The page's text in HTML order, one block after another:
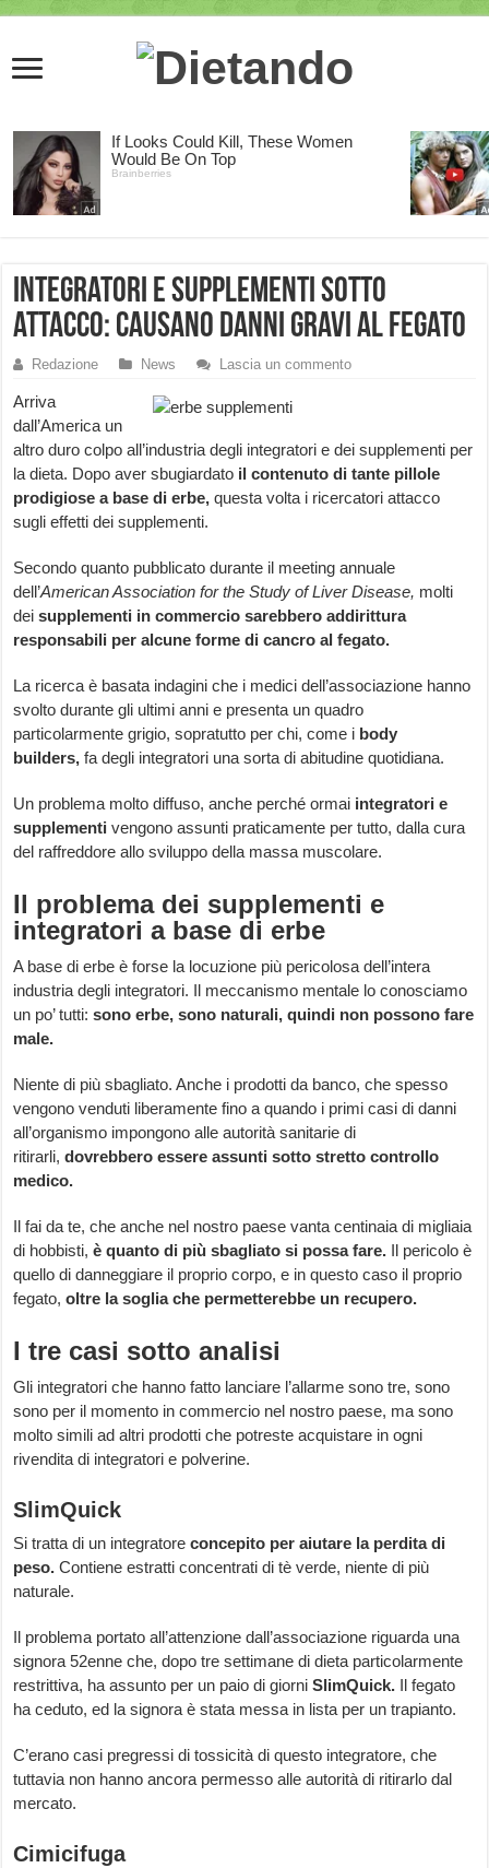
Integratori e supplementi sotto
attacco: causano danni gravi al fegato
Redazione News Lascia un commento
Arriva
dall’America un
altro duro colpo all’industria degli integratori e dei supplementi per
la dieta. Dopo aver sbugiardato il contenuto di tante pillole
prodigiose a base di erbe,questa volta i ricercatori attacco
sugli effetti dei supplementi.
Secondo quanto pubblicato durante il meeting annuale
dell’American Association for the Study of Liver Disease, molti
deisupplementi in commercio sarebbero addirittura
responsabili per alcune forme di cancro al fegato.
La ricerca è basata indagini che i medici dell’associazione hanno
svolto durante gli ultimi anni e presenta un quadro
particolarmente grigio, sopratutto per chi, come i body
builders,fa degli integratori una sorta di abitudine quotidiana.
Un problema molto diffuso, anche perché ormai integratori e
supplementivengono assunti praticamente per tutto, dalla cura
del raffreddore allo sviluppo della massa muscolare.
Il problema dei supplementi e
integratori a base di erbe
A base di erbe è forse la locuzione più pericolosa dell’intera
industria degli integratori. Il meccanismo mentale lo conosciamo
un po’ tutti:sono erbe, sono naturali, quindi non possono fare
male.
Niente di più sbagliato. Anche i prodotti da banco, che spesso
vengono venduti liberamente fino a quando i primi casi di danni
all’organismo impongono alle autorità sanitarie di
ritirarli,dovrebbero essere assunti sotto stretto controllo
medico.
Il fai da te, che anche nel nostro paese vanta centinaia di migliaia
di hobbisti,è quanto di più sbagliato si possa fare. Il pericolo è
quello di danneggiare il proprio corpo, e in questo caso il proprio
fegato,oltre la soglia che permetterebbe un recupero.
I tre casi sotto analisi
Gli integratori che hanno fatto lanciare l’allarme sono tre, sono
sono per il momento in commercio nel nostro paese, ma sono
molto simili ad altri prodotti che potreste acquistare in ogni
rivendita di integratori e polverine.
SlimQuick
Si tratta di un integratoreconcepito per aiutare la perdita di
peso.Contiene estratti concentrati di tè verde, niente di più
naturale.
Il problema portato all’attenzione dall’associazione riguarda una
signora 52enne che, dopo tre settimane di dieta particolarmente
restrittiva, ha assunto per un paio di giorniSlimQuick. Il fegato
ha ceduto, ed la signora è stata messa in lista per un trapianto.
C’erano casi pregressi di tossicità di questo integratore, che
tuttavia non hanno ancora permesso alle autorità di ritirarlo dal
mercato.
Cimicifuga